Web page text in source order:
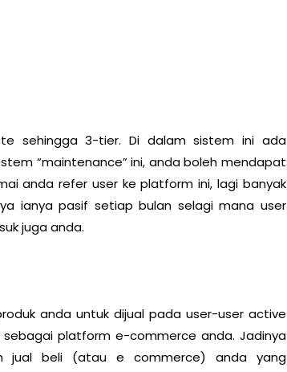
sehingga 3-tier. Di dalam sistem ini ada
“maintenance” ini, anda boleh mendapat
anda refer user ke platform ini, lagi banyak
ianya pasif setiap bulan selagi mana user
juga anda.
anda untuk dijual pada user-user active
platform e-commerce anda. Jadinya
jual beli (atau e commerce) anda yang